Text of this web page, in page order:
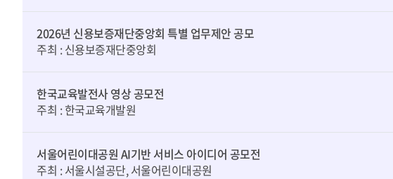
2026년 신용보증재단중앙회 특별 업무제안 공모
주최 : 신용보증재단중앙회
한국교육발전사 영상 공모전
주최 : 한국교육개발원
서울어린이대공원 AI기반 서비스 아이디어 공모전
주최 : 서울시설공단, 서울어린이대공원